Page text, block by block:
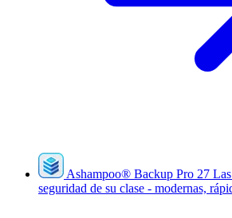
Ashampoo® Backup Pro 27
seguridad de su clase - modernas,